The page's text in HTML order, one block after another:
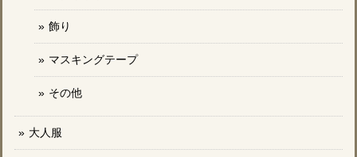
飾り
マスキングテープ
その他
大人服